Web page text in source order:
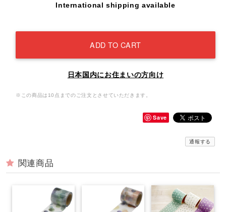
International shipping available
ADD TO CART
日本国内にお住まいの方向け
※この商品は10点までのご注文とさせていただきます。
Save
通報する
関連商品